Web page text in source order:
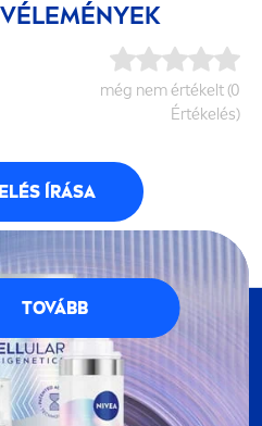
még nem értékelt (0
Értékelés)
ÍRÁSA
MINKET
TOVÁBB